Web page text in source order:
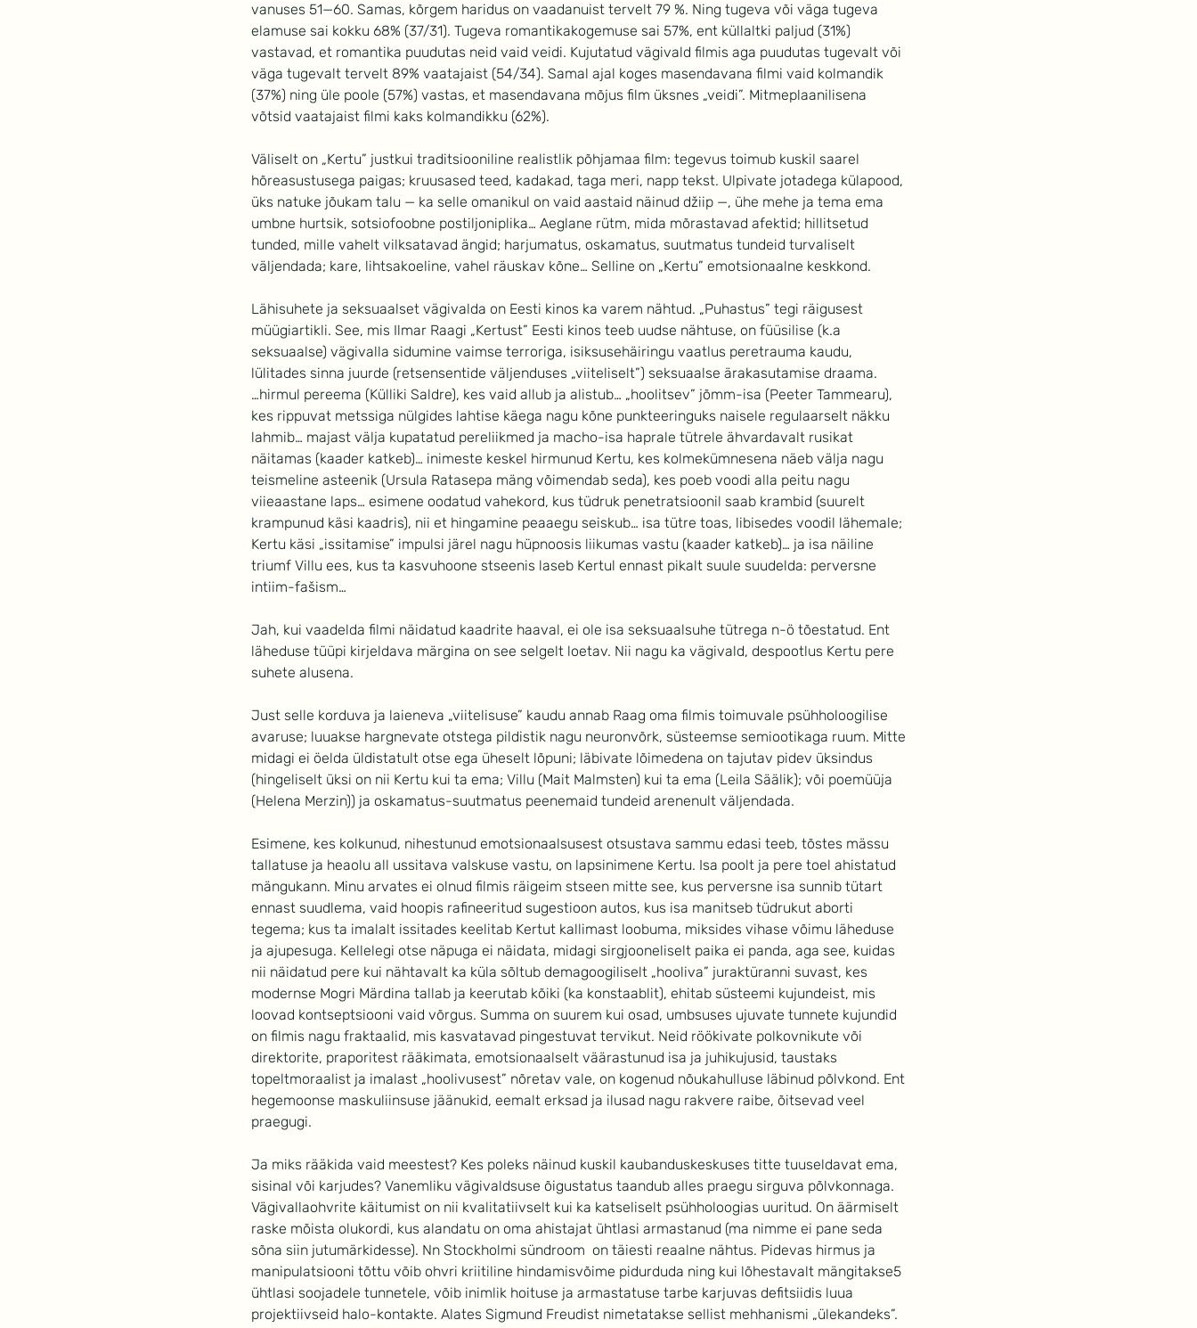
vanuses 51—60. Samas, kõrgem haridus on vaadanuist tervelt 79 %. Ning tugeva või väga tugeva
elamuse sai kokku 68% (37/31). Tugeva romantikakogemuse sai 57%, ent küllaltki paljud (31%)
vastavad, et romantika puudutas neid vaid veidi. Kujutatud vägivald filmis aga puudutas tugevalt või
väga tugevalt tervelt 89% vaatajaist (54/34). Samal ajal koges masendavana filmi vaid kolmandik
(37%) ning üle poole (57%) vastas, et masendavana mõjus film üksnes „veidi”. Mitmeplaanilisena
võtsid vaatajaist filmi kaks kolmandikku (62%).
Väliselt on „Kertu” justkui traditsiooniline realistlik põhjamaa film: tegevus toimub kuskil saarel
hõreasustusega paigas; kruusased teed, kadakad, taga meri, napp tekst. Ulpivate jotadega külapood,
üks natuke jõukam talu — ka selle omanikul on vaid aastaid näinud džiip —, ühe mehe ja tema ema
umbne hurtsik, sotsiofoobne postiljoniplika… Aeglane rütm, mida mõrastavad afektid; hillitsetud
tunded, mille vahelt vilksatavad ängid; harjumatus, oskamatus, suutmatus tundeid turvaliselt
väljendada; kare, lihtsakoeline, vahel räuskav kõne… Selline on „Kertu” emotsionaalne keskkond.
Lähisuhete ja seksuaalset vägivalda on Eesti kinos ka varem nähtud. „Puhastus” tegi räigusest
müügiartikli. See, mis Ilmar Raagi „Kertust” Eesti kinos teeb uudse nähtuse, on füüsilise (k.a
seksuaalse) vägivalla sidumine vaimse terroriga, isiksusehäiringu vaatlus peretrauma kaudu,
lülitades sinna juurde (retsensentide väljenduses „viiteliselt”) seksuaalse ärakasutamise draama.
…hirmul pereema (Külliki Saldre), kes vaid allub ja alistub… „hoolitsev” jõmm-isa (Peeter Tammearu),
kes rippuvat metssiga nülgides lahtise käega nagu kõne punkteeringuks naisele regulaarselt näkku
lahmib… majast välja kupatatud pereliikmed ja macho-isa haprale tütrele ähvardavalt rusikat
näitamas (kaader katkeb)… inimeste keskel hirmunud Kertu, kes kolmekümnesena näeb välja nagu
teismeline asteenik (Ursula Ratasepa mäng võimendab seda), kes poeb voodi alla peitu nagu
viieaastane laps… esimene oodatud vahekord, kus tüdruk penetratsioonil saab krambid (suurelt
krampunud käsi kaadris), nii et hingamine peaaegu seiskub… isa tütre toas, libisedes voodil lähemale;
Kertu käsi „issitamise” impulsi järel nagu hüpnoosis liikumas vastu (kaader katkeb)… ja isa näiline
triumf Villu ees, kus ta kasvuhoone stseenis laseb Kertul ennast pikalt suule suudelda: perversne
intiim-fašism…
Jah, kui vaadelda filmi näidatud kaadrite haaval, ei ole isa seksuaalsuhe tütrega n-ö tõestatud. Ent
läheduse tüüpi kirjeldava märgina on see selgelt loetav. Nii nagu ka vägivald, despootlus Kertu pere
suhete alusena.
Just selle korduva ja laieneva „viitelisuse” kaudu annab Raag oma filmis toimuvale psühholoogilise
avaruse; luuakse hargnevate otstega pildistik nagu neuronvõrk, süsteemse semiootikaga ruum. Mitte
midagi ei öelda üldistatult otse ega üheselt lõpuni; läbivate lõimedena on tajutav pidev üksindus
(hingeliselt üksi on nii Kertu kui ta ema; Villu (Mait Malmsten) kui ta ema (Leila Säälik); või poemüüja
(Helena Merzin)) ja oskamatus-suutmatus peenemaid tundeid arenenult väljendada.
Esimene, kes kolkunud, nihestunud emotsionaalsusest otsustava sammu edasi teeb, tõstes mässu
tallatuse ja heaolu all ussitava valskuse vastu, on lapsinimene Kertu. Isa poolt ja pere toel ahistatud
mängukann. Minu arvates ei olnud filmis räigeim stseen mitte see, kus perversne isa sunnib tütart
ennast suudlema, vaid hoopis rafineeritud sugestioon autos, kus isa manitseb tüdrukut aborti
tegema; kus ta imalalt issitades keelitab Kertut kallimast loobuma, miksides vihase võimu läheduse
ja ajupesuga. Kellelegi otse näpuga ei näidata, midagi sirgjooneliselt paika ei panda, aga see, kuidas
nii näidatud pere kui nähtavalt ka küla sõltub demagoogiliselt „hooliva” juraktüranni suvast, kes
modernse Mogri Märdina tallab ja keerutab kõiki (ka konstaablit), ehitab süsteemi kujundeist, mis
loovad kontseptsiooni vaid võrgus. Summa on suurem kui osad, umbsuses ujuvate tunnete kujundid
on filmis nagu fraktaalid, mis kasvatavad pingestuvat tervikut. Neid röökivate polkovnikute või
direktorite, praporitest rääkimata, emotsionaalselt väärastunud isa ja juhikujusid, taustaks
topeltmoraalist ja imalast „hoolivusest” nõretav vale, on kogenud nõukahulluse läbinud põlvkond. Ent
hegemoonse maskuliinsuse jäänukid, eemalt erksad ja ilusad nagu rakvere raibe, õitsevad veel
praegugi.
Ja miks rääkida vaid meestest? Kes poleks näinud kuskil kaubanduskeskuses titte tuuseldavat ema,
sisinal või karjudes? Vanemliku vägivaldsuse õigustatus taandub alles praegu sirguva põlvkonnaga.
Vägivallaohvrite käitumist on nii kvalitatiivselt kui ka katseliselt psühholoogias uuritud. On äärmiselt
raske mõista olukordi, kus alandatu on oma ahistajat ühtlasi armastanud (ma nimme ei pane seda
sõna siin jutumärkidesse). Nn Stockholmi sündroom  on täiesti reaalne nähtus. Pidevas hirmus ja
manipulatsiooni tõttu võib ohvri kriitiline hindamisvõime pidurduda ning kui lõhestavalt mängitakse5
ühtlasi soojadele tunnetele, võib inimlik hoituse ja armastatuse tarbe karjuvas defitsiidis luua
projektiivseid halo-kontakte. Alates Sigmund Freudist nimetatakse sellist mehhanismi „ülekandeks”.